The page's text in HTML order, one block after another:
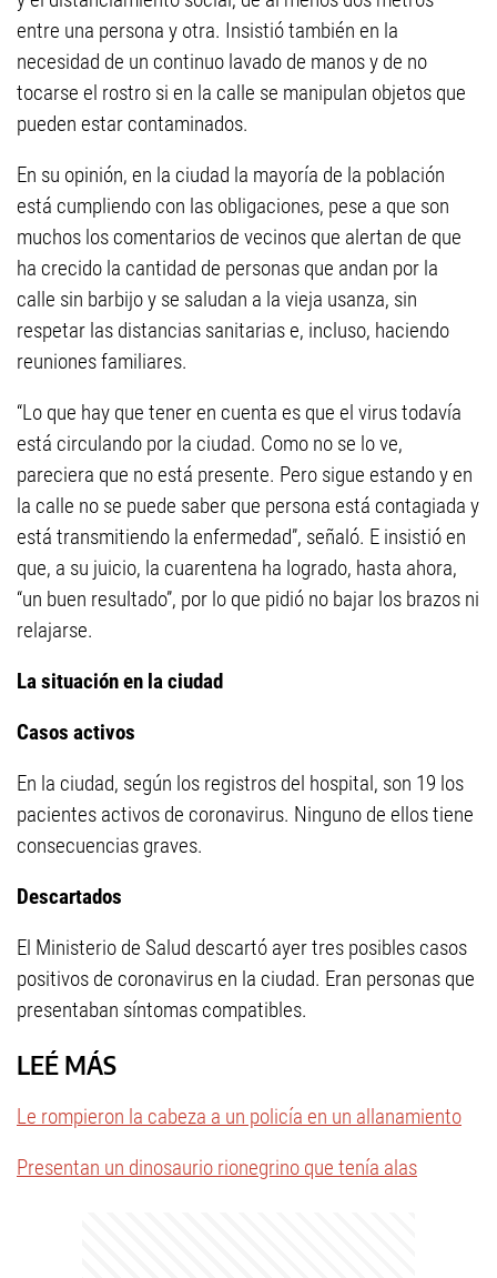
entre una persona y otra. Insistió también en la
necesidad de un continuo lavado de manos y de no
tocarse el rostro si en la calle se manipulan objetos que
pueden estar contaminados.
En su opinión, en la ciudad la mayoría de la población
está cumpliendo con las obligaciones, pese a que son
muchos los comentarios de vecinos que alertan de que
ha crecido la cantidad de personas que andan por la
calle sin barbijo y se saludan a la vieja usanza, sin
respetar las distancias sanitarias e, incluso, haciendo
reuniones familiares.
“Lo que hay que tener en cuenta es que el virus todavía
está circulando por la ciudad. Como no se lo ve,
pareciera que no está presente. Pero sigue estando y en
la calle no se puede saber que persona está contagiada y
está transmitiendo la enfermedad”, señaló. E insistió en
que, a su juicio, la cuarentena ha logrado, hasta ahora,
“un buen resultado”, por lo que pidió no bajar los brazos ni
relajarse.
La situación en la ciudad
Casos activos
En la ciudad, según los registros del hospital, son 19 los
pacientes activos de coronavirus. Ninguno de ellos tiene
consecuencias graves.
Descartados
El Ministerio de Salud descartó ayer tres posibles casos
positivos de coronavirus en la ciudad. Eran personas que
presentaban síntomas compatibles.
LEÉ MÁS
Le rompieron la cabeza a un policía en un allanamiento
Presentan un dinosaurio rionegrino que tenía alas